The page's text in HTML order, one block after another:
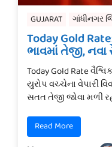
GUJARAT ગાંધીનગર
Today Gold
ભાવમાં તેજી, નવા
Today Gold Rate
યુરોપ વચ્ચેના વેપારી
સતત તેજી જોવા મળી
Read More